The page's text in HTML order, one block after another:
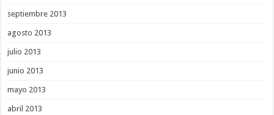
septiembre 2013
agosto 2013
julio 2013
junio 2013
mayo 2013
abril 2013